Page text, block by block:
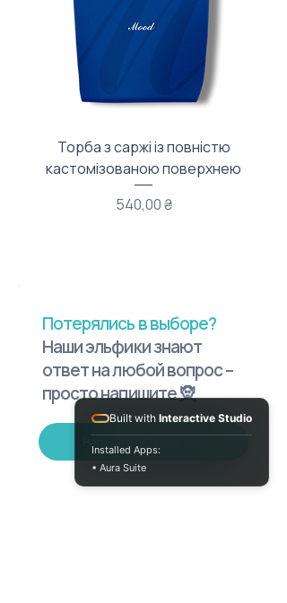
Торба з саржі із повністю
кастомізованою поверхнею
Цена
540,00 ₴
Потерялись в выборе?
Наши эльфики знают
ответ на любой вопрос –
просто напишите 🧝
Built with Interactive Studio
Installed Apps:
• Aura Suite